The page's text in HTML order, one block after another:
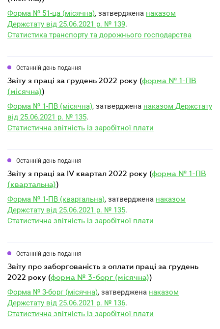
Форма № 51-ца (місячна), затверджена наказом
Держстату від 25.06.2021 р. № 139.
Статистика транспорту та дорожнього господарства
Останній день подання
звіту з праці за грудень 2022 року (форма № 1-ПВ
(місячна))
Форма № 1-ПВ (місячна), затверджена наказом Держстату
від 25.06.2021 р. № 135.
Статистична звітність із заробітної плати
Останній день подання
звіту з праці за IV квартал 2022 року (форма № 1-ПВ
(квартальна))
Форма № 1-ПВ (квартальна), затверджена наказом
Держстату від 25.06.2021 р. № 135.
Статистична звітність із заробітної плати
Останній день подання
звіту про заборгованість з оплати праці за грудень
2022 року (форма № 3-борг (місячна))
Форма № 3-борг (місячна), затверджена наказом
Держстату від 25.06.2021 р. № 136.
Статистична звітність із заробітної плати